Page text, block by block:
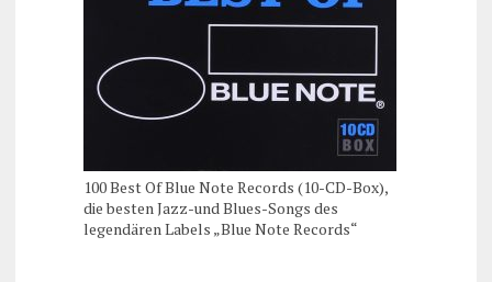
100 Best Of Blue Note Records (10-CD-Box),
die besten Jazz-und Blues-Songs des
legendären Labels „Blue Note Records“